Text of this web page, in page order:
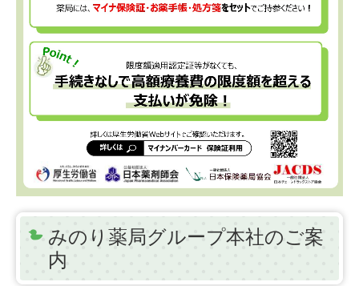
みのり薬局グループ本社のご案
内